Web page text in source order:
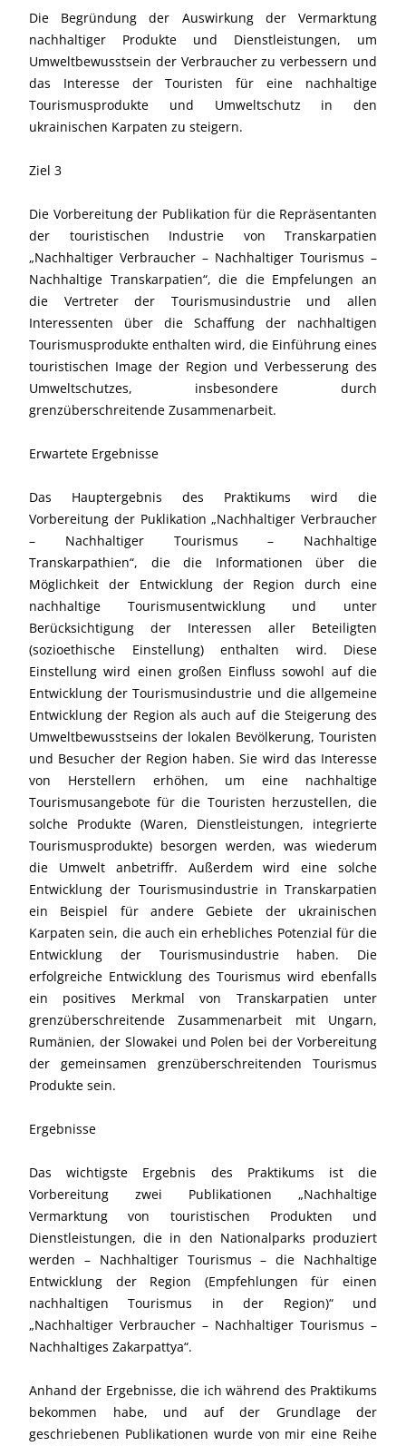
Die Begründung der Auswirkung der Vermarktung
nachhaltiger Produkte und Dienstleistungen, um
Umweltbewusstsein der Verbraucher zu verbessern und
das Interesse der Touristen für eine nachhaltige
Tourismusprodukte und Umweltschutz in den
ukrainischen Karpaten zu steigern.
Ziel 3
Die Vorbereitung der Publikation für die Repräsentanten
der touristischen Industrie von Transkarpatien
„Nachhaltiger Verbraucher – Nachhaltiger Tourismus –
Nachhaltige Transkarpatien“, die die Empfelungen an
die Vertreter der Tourismusindustrie und allen
Interessenten über die Schaffung der nachhaltigen
Tourismusprodukte enthalten wird, die Einführung eines
touristischen Image der Region und Verbesserung des
Umweltschutzes, insbesondere durch
grenzüberschreitende Zusammenarbeit.
Erwartete Ergebnisse
Das Hauptergebnis des Praktikums wird die
Vorbereitung der Puklikation „Nachhaltiger Verbraucher
– Nachhaltiger Tourismus – Nachhaltige
Transkarpathien“, die die Informationen über die
Möglichkeit der Entwicklung der Region durch eine
nachhaltige Tourismusentwicklung und unter
Berücksichtigung der Interessen aller Beteiligten
(sozioethische Einstellung) enthalten wird. Diese
Einstellung wird einen großen Einfluss sowohl auf die
Entwicklung der Tourismusindustrie und die allgemeine
Entwicklung der Region als auch auf die Steigerung des
Umweltbewusstseins der lokalen Bevölkerung, Touristen
und Besucher der Region haben. Sie wird das Interesse
von Herstellern erhöhen, um eine nachhaltige
Tourismusangebote für die Touristen herzustellen, die
solche Produkte (Waren, Dienstleistungen, integrierte
Tourismusprodukte) besorgen werden, was wiederum
die Umwelt anbetriffr. Außerdem wird eine solche
Entwicklung der Tourismusindustrie in Transkarpatien
ein Beispiel für andere Gebiete der ukrainischen
Karpaten sein, die auch ein erhebliches Potenzial für die
Entwicklung der Tourismusindustrie haben. Die
erfolgreiche Entwicklung des Tourismus wird ebenfalls
ein positives Merkmal von Transkarpatien unter
grenzüberschreitende Zusammenarbeit mit Ungarn,
Rumänien, der Slowakei und Polen bei der Vorbereitung
der gemeinsamen grenzüberschreitenden Tourismus
Produkte sein.
Ergebnisse
Das wichtigste Ergebnis des Praktikums ist die
Vorbereitung zwei Publikationen „Nachhaltige
Vermarktung von touristischen Produkten und
Dienstleistungen, die in den Nationalparks produziert
werden – Nachhaltiger Tourismus – die Nachhaltige
Entwicklung der Region (Empfehlungen für einen
nachhaltigen Tourismus in der Region)“ und
„Nachhaltiger Verbraucher – Nachhaltiger Tourismus –
Nachhaltiges Zakarpattya“.
Anhand der Ergebnisse, die ich während des Praktikums
bekommen habe, und auf der Grundlage der
geschriebenen Publikationen wurde von mir eine Reihe